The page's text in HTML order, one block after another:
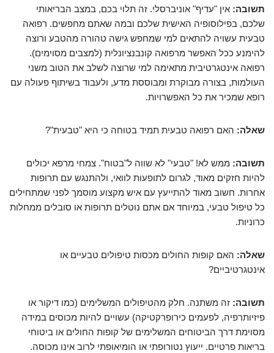
תשובה: אין "עדיף" אוניברסלי. זה תלוי בכם, במצב הבריאותי
שלכם, בפילוסופיה האישית שלכם ובמה שאתם מחפשים. רפואה
טבעית עשויה להתאים למי שמחפש גישה טהורה מהטבע ורוצה
להימנע ככל האפשר מרפואה קונבנציונלית (למצבים מסוימים).
רפואה אינטגרטיבית מתאימה למי שרוצה לשלב את הטוב משני
העולמות, בצורה מבוקרת ומבוססת מדע, ולעבוד בשיתוף פעולה עם
רופא שמכיר את כל האפשרויות.
שאלה: האם רפואה טבעית תמיד בטוחה כי היא "טבעית"?
תשובה: ממש לא! "טבעי" לא שווה ל"בטוח". צמחי מרפא יכולים
להיות חזקים מאוד, לגרום לתופעות לוואי, ולהתנגש עם תרופות
אחרות. חשוב מאוד להתייעץ עם איש מקצוע מוסמך לפני שמתחילים
כל טיפול טבעי, במיוחד אם אתם נוטלים תרופות או סובלים ממחלות
כרוניות.
שאלה: האם קופות החולים מכסות טיפולים טבעיים או
אינטגרטיביים?
תשובה: זה משתנה. חלק מהטיפולים המשלימים (כמו דיקור או
פיזיותרפיה, לפעמים כירופרקטיקה) עשויים להיות מכוסים במידה
מסוימת דרך הביטוחים המשלימים של קופות החולים או ביטוחי
בריאות פרטיים. ייעוץ נטורופתי או הומיאופתי לרוב אינו מכוסה.